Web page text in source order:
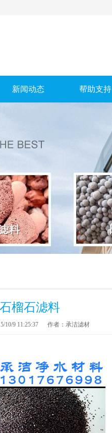
新闻动态 帮助支持
石榴石滤料
10/9 11:25:37 作者：承洁滤材